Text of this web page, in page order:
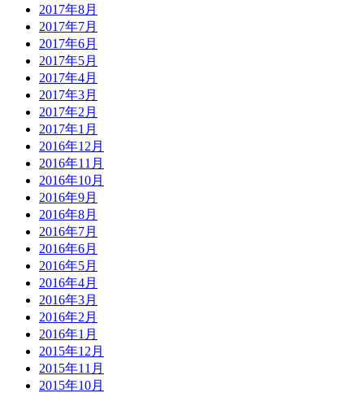
2017年8月
2017年7月
2017年6月
2017年5月
2017年4月
2017年3月
2017年2月
2017年1月
2016年12月
2016年11月
2016年10月
2016年9月
2016年8月
2016年7月
2016年6月
2016年5月
2016年4月
2016年3月
2016年2月
2016年1月
2015年12月
2015年11月
2015年10月